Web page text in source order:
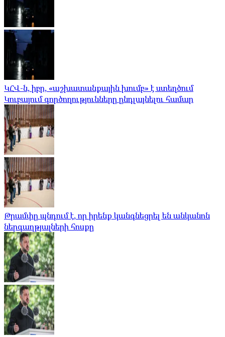
ԿՀՎ-ն, իբր, «աշխատանքային խումբ» է ստեղծում
Կուբայում գործողությունները ընդլայնելու համար
Թրամփը պնդում է, որ իրենք կանգնեցրել են անկանոն
ներգաղթյալների հոսքը